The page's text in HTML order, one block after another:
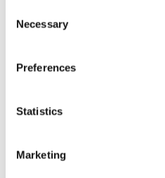
Selection
Necessary
Preferences
Statistics
Marketing
QUEEN SIZE